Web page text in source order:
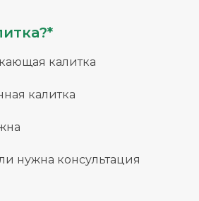
калитка
калитка
нужна консультация